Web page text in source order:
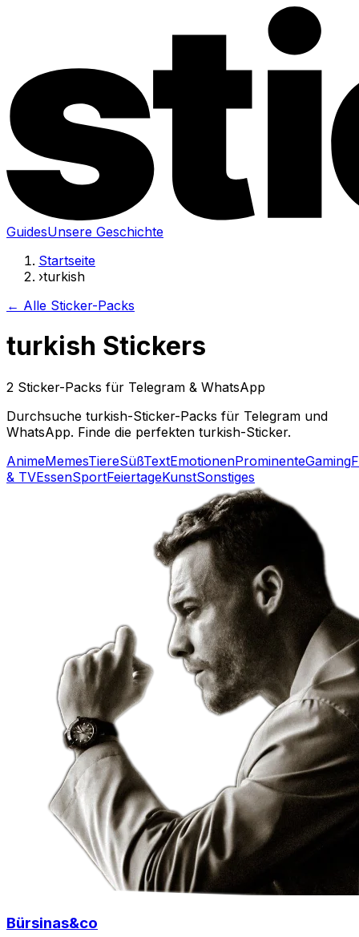
GuidesUnsere Geschichte
Startseite
›turkish
← Alle Sticker-Packs
turkish Stickers
2 Sticker-Packs für Telegram & WhatsApp
Durchsuche turkish-Sticker-Packs für Telegram und
WhatsApp. Finde die perfekten turkish-Sticker.
AnimeMemesTiereSüßTextEmotionenProminenteGaming
& TVEssenSportFeiertageKunstSonstiges
Bürsinas&co